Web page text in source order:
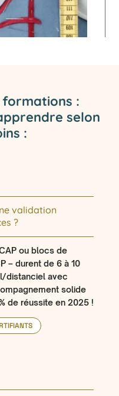
formations :
selon
:
validation
?
ou blocs de
– durent de 6 à 10
distanciel avec
solide
de réussite en 2025 !